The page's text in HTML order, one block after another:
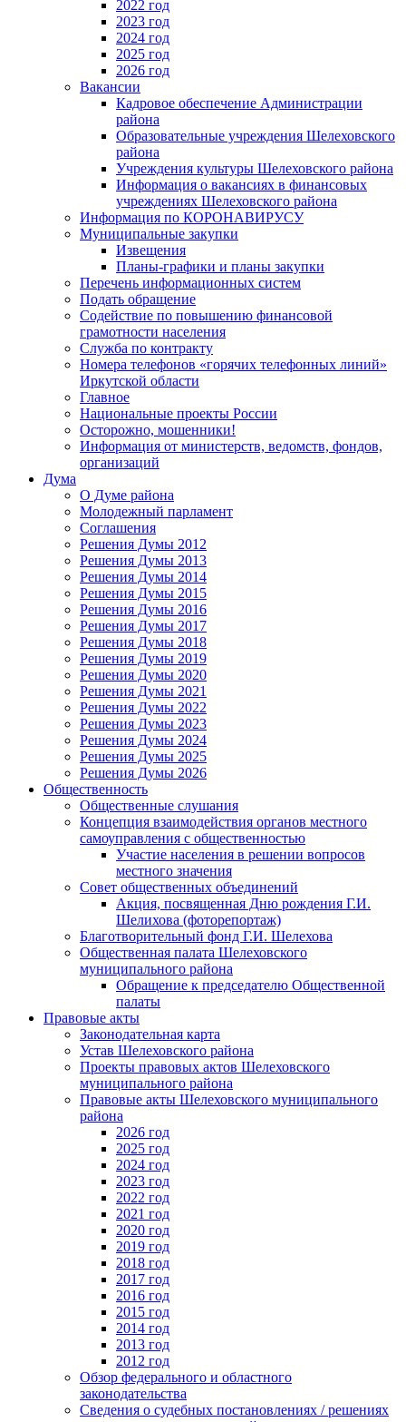
2022 год
2023 год
2024 год
2025 год
2026 год
Вакансии
Кадровое обеспечение Администрации
района
Образовательные учреждения Шелеховского
района
Учреждения культуры Шелеховского района
Информация о вакансиях в финансовых
учреждениях Шелеховского района
Информация по КОРОНАВИРУСУ
Муниципальные закупки
Извещения
Планы-графики и планы закупки
Перечень информационных систем
Подать обращение
Содействие по повышению финансовой
грамотности населения
Служба по контракту
Номера телефонов «горячих телефонных линий»
Иркутской области
Главное
Национальные проекты России
Осторожно, мошенники!
Информация от министерств, ведомств, фондов,
организаций
Дума
О Думе района
Молодежный парламент
Соглашения
Решения Думы 2012
Решения Думы 2013
Решения Думы 2014
Решения Думы 2015
Решения Думы 2016
Решения Думы 2017
Решения Думы 2018
Решения Думы 2019
Решения Думы 2020
Решения Думы 2021
Решения Думы 2022
Решения Думы 2023
Решения Думы 2024
Решения Думы 2025
Решения Думы 2026
Общественность
Общественные слушания
Концепция взаимодействия органов местного
самоуправления с общественностью
Участие населения в решении вопросов
местного значения
Совет общественных объединений
Акция, посвященная Дню рождения Г.И.
Шелихова (фоторепортаж)
Благотворительный фонд Г.И. Шелехова
Общественная палата Шелеховского
муниципального района
Обращение к председателю Общественной
палаты
Правовые акты
Законодательная карта
Устав Шелеховского района
Проекты правовых актов Шелеховского
муниципального района
Правовые акты Шелеховского муниципального
района
2026 год
2025 год
2024 год
2023 год
2022 год
2021 год
2020 год
2019 год
2018 год
2017 год
2016 год
2015 год
2014 год
2013 год
2012 год
Обзор федерального и областного
законодательства
Сведения о судебных постановлениях / решениях